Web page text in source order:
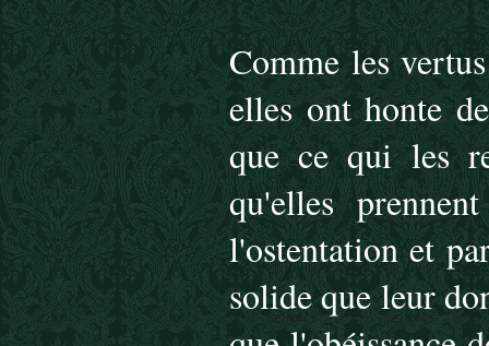
Comme les
elles ont honte
que ce qui les
qu'elles
l'ostentation et
solide que leur